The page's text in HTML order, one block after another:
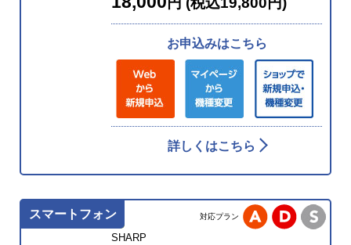
お申込みはこちら
詳しくはこちら
スマートフォン 対応プラン
SHARP